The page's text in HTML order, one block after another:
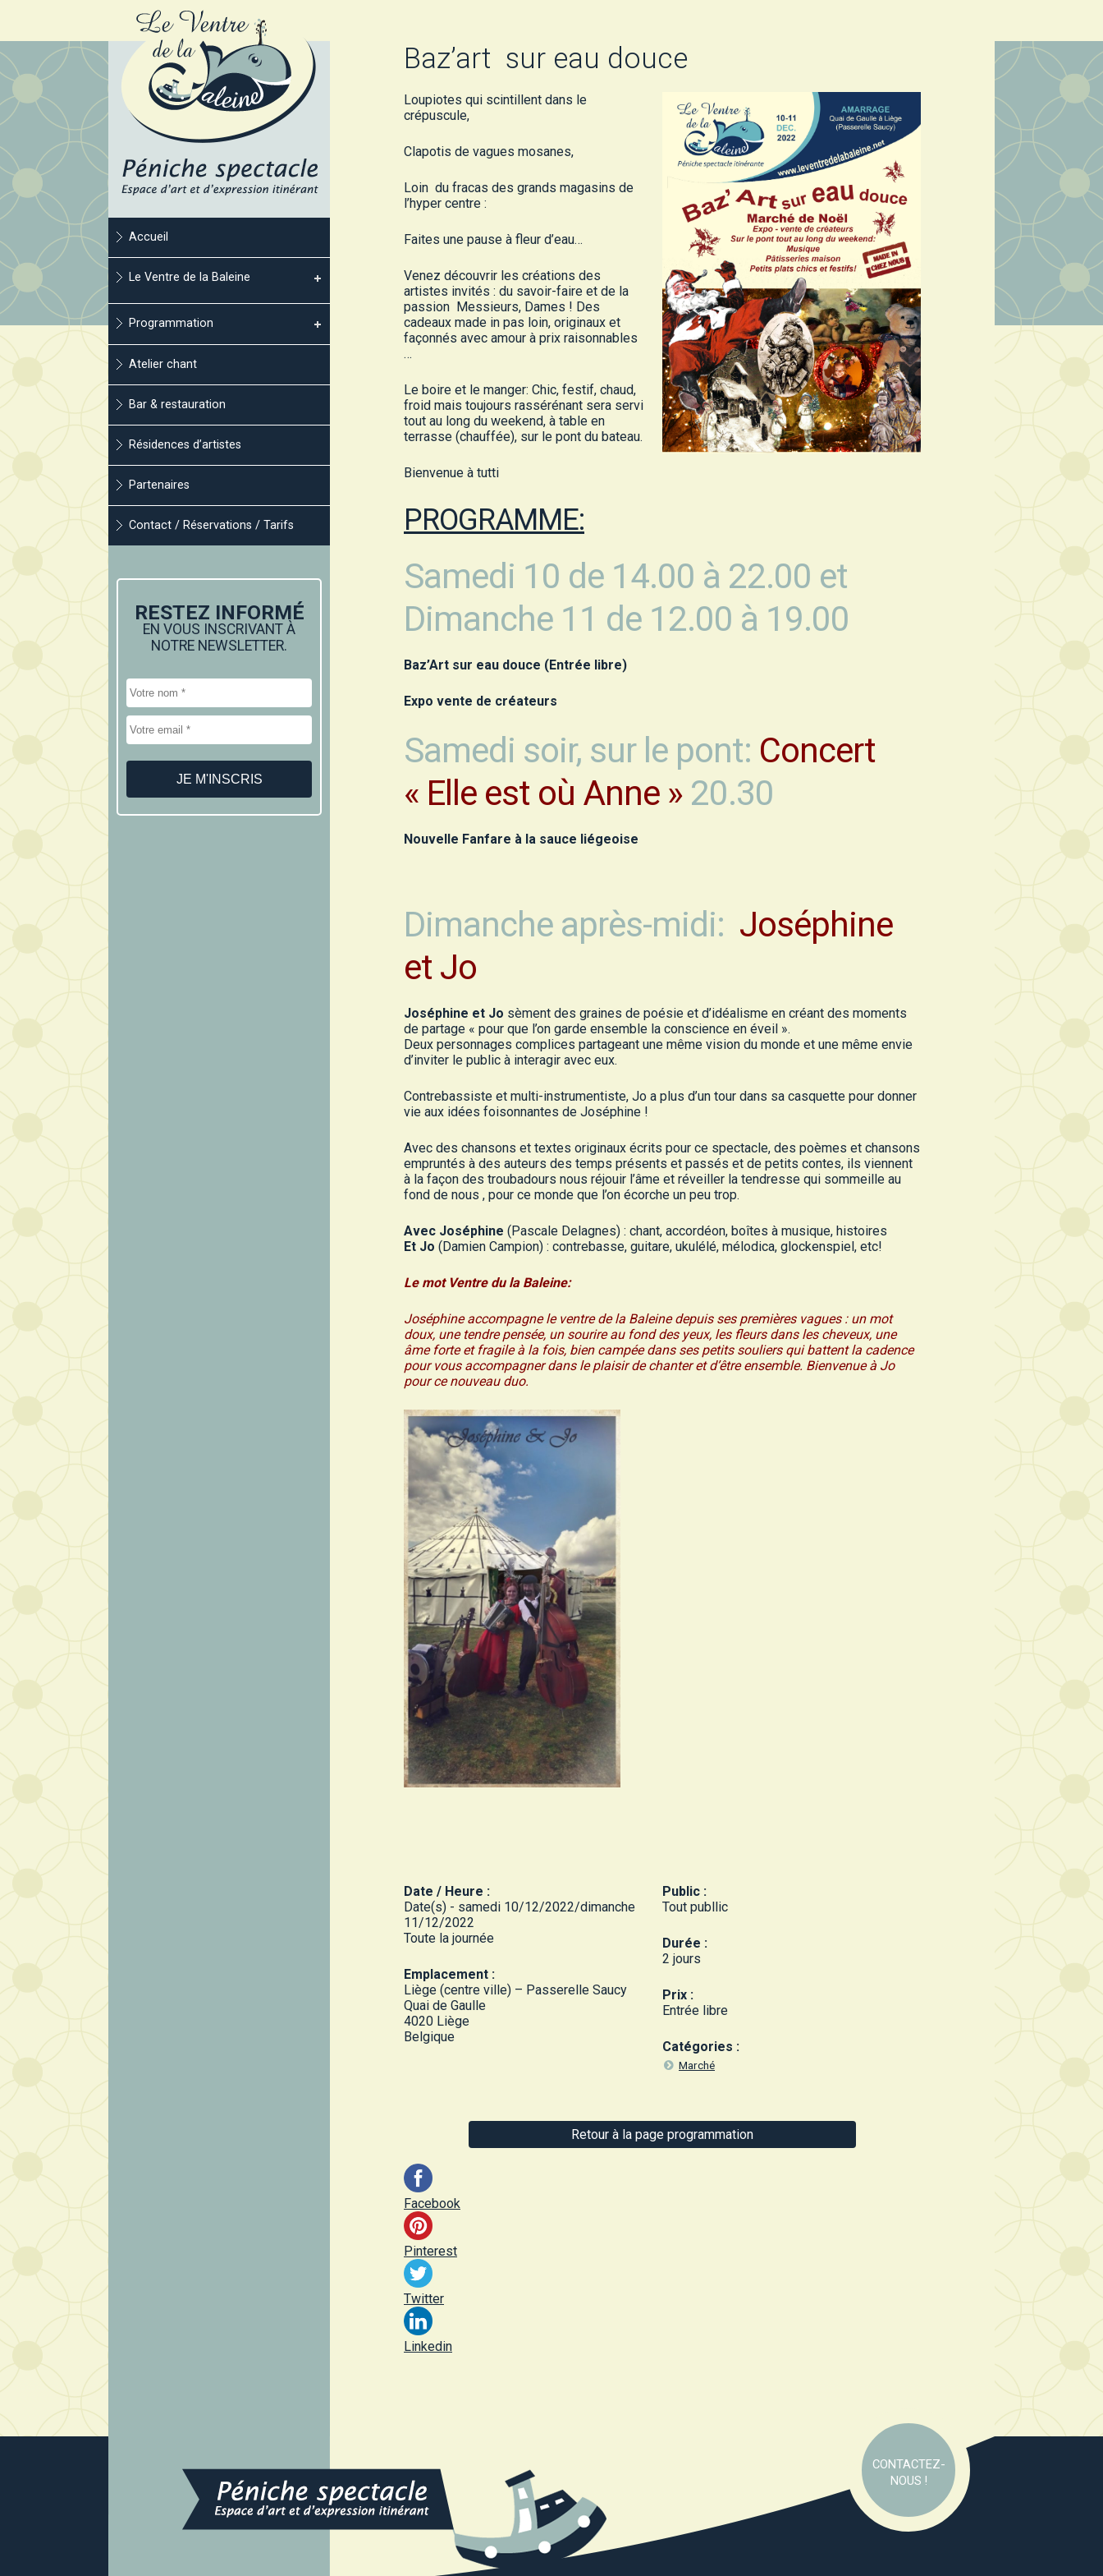
Accueil
Le Ventre de la Baleine
Programmation
Atelier chant
Bar & restauration
Résidences d’artistes
Partenaires
Contact / Réservations / Tarifs
RESTEZ INFORMÉ
EN VOUS INSCRIVANT À
NOTRE NEWSLETTER.
Baz’art sur eau douce
Loupiotes qui scintillent dans le
crépuscule,
Clapotis de vagues mosanes,
Loin du fracas des grands magasins de
l’hyper centre :
Faites une pause à fleur d’eau…
Venez découvrir les créations des
artistes invités : du savoir-faire et de la
passion Messieurs, Dames ! Des
cadeaux made in pas loin, originaux et
façonnés avec amour à prix raisonnables
…
Le boire et le manger: Chic, festif, chaud,
froid mais toujours rassérénant sera servi
tout au long du weekend, à table en
terrasse (chauffée), sur le pont du bateau.
Bienvenue à tutti
PROGRAMME:
Samedi 10 de 14.00 à 22.00 et
Dimanche 11 de 12.00 à 19.00
Baz’Art sur eau douce (Entrée libre)
Expo vente de créateurs
Samedi soir, sur le pont: Concert
« Elle est où Anne » 20.30
Nouvelle Fanfare à la sauce liégeoise
Dimanche après-midi: Joséphine
et Jo
Joséphine et Jo sèment des graines de poésie et d’idéalisme en créant des moments
de partage « pour que l’on garde ensemble la conscience en éveil ».
Deux personnages complices partageant une même vision du monde et une même envie
d’inviter le public à interagir avec eux.
Contrebassiste et multi-instrumentiste, Jo a plus d’un tour dans sa casquette pour donner
vie aux idées foisonnantes de Joséphine !
Avec des chansons et textes originaux écrits pour ce spectacle, des poèmes et chansons
empruntés à des auteurs des temps présents et passés et de petits contes, ils viennent
à la façon des troubadours nous réjouir l’âme et réveiller la tendresse qui sommeille au
fond de nous , pour ce monde que l’on écorche un peu trop.
Avec Joséphine (Pascale Delagnes) : chant, accordéon, boîtes à musique, histoires
Et Jo (Damien Campion) : contrebasse, guitare, ukulélé, mélodica, glockenspiel, etc!
Le mot Ventre du la Baleine:
Joséphine accompagne le ventre de la Baleine depuis ses premières vagues : un mot
doux, une tendre pensée, un sourire au fond des yeux, les fleurs dans les cheveux, une
âme forte et fragile à la fois, bien campée dans ses petits souliers qui battent la cadence
pour vous accompagner dans le plaisir de chanter et d’être ensemble. Bienvenue à Jo
pour ce nouveau duo.
Date / Heure :
Date(s) - samedi 10/12/2022/dimanche
11/12/2022
Toute la journée
Emplacement :
Liège (centre ville) – Passerelle Saucy
Quai de Gaulle
4020 Liège
Belgique
Public :
Tout publlic
Durée :
2 jours
Prix :
Entrée libre
Catégories :
Marché
Retour à la page programmation
Facebook
Pinterest
Twitter
Linkedin
CONTACTEZ-
NOUS !